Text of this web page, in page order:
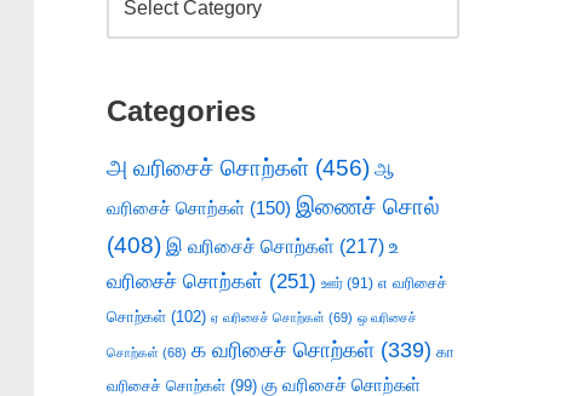
Categories
அ வரிசைச் சொற்கள் (456) ஆ
வரிசைச் சொற்கள் (150) இணைச் சொல்
(408) இ வரிசைச் சொற்கள் (217) உ
வரிசைச் சொற்கள் (251) ஊர் (91) எ வரிசைச்
சொற்கள் (102) ஏ வரிசைச் சொற்கள் (69) ஒ வரிசைச்
சொற்கள் (68) க வரிசைச் சொற்கள் (339) கா
வரிசைச் சொற்கள் (99) கு வரிசைச் சொற்கள்